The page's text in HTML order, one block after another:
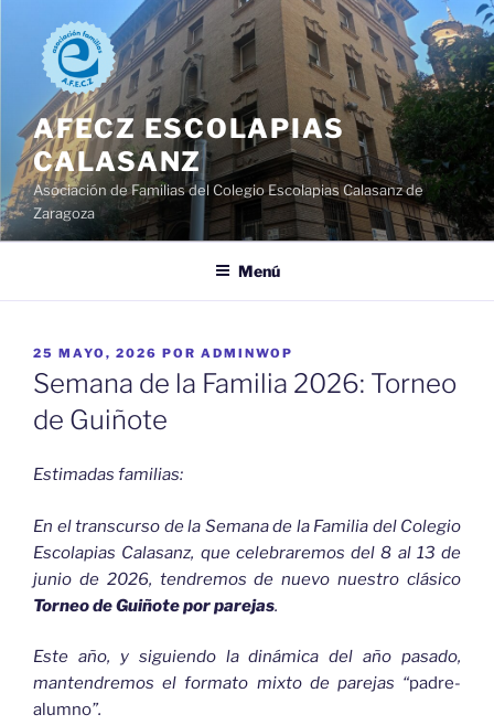
contenido
AFECZ ESCOLAPIAS
CALASANZ
Asociación de Familias del Colegio Escolapias Calasanz de
Zaragoza
Menú
PUBLICADO
EL
25 MAYO, 2026 POR ADMINWOP
Semana de la Familia 2026: Torneo
de Guiñote
Estimadas familias:
En el transcurso de la Semana de la Familia del Colegio
Escolapias Calasanz, que celebraremos del 8 al 13 de
junio de 2026, tendremos de nuevo nuestro clásico
Torneo de Guiñote por parejas.
Este año, y siguiendo la dinámica del año pasado,
mantendremos el formato mixto de parejas “padre-
alumno”.